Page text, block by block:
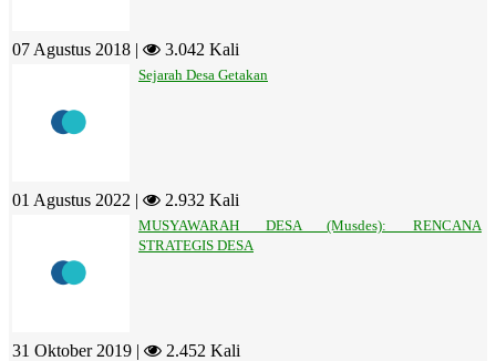
07 Agustus 2018 | 3.042 Kali
Sejarah Desa Getakan
01 Agustus 2022 | 2.932 Kali
MUSYAWARAH DESA (Musdes): RENCANA
STRATEGIS DESA
31 Oktober 2019 | 2.452 Kali